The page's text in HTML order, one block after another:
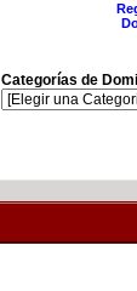
Categorías de